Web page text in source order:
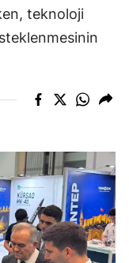
teknoloji